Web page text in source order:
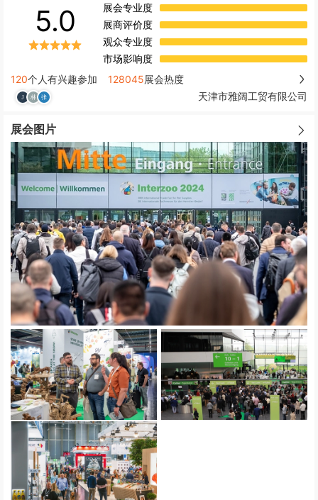
5.0
展会专业度
展商评价度
观众专业度
市场影响度
120个人有兴趣参加 128045展会热度
天津市雅阔工贸有限公司
展会图片